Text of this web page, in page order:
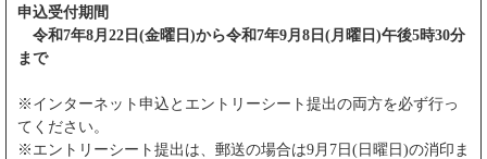
申込受付期間
令和7年8月22日(金曜日)から令和7年9月8日(月曜日)午後5時30分
まで
※インターネット申込とエントリーシート提出の両方を必ず行っ
てください。
※エントリーシート提出は、郵送の場合は9月7日(日曜日)の消印ま